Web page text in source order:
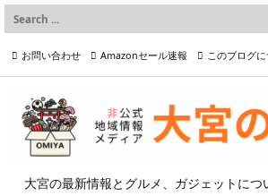
大宮の最新情報とグルメ、ガジェットにつ
お問い合わせ Amazonセール速報 このブログ
プライバシーポリシー等